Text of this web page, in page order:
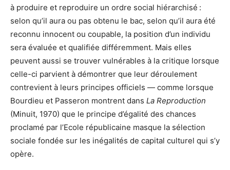
à produire et reproduire un ordre social hiérarchisé :
selon qu’il aura ou pas obtenu le bac, selon qu’il aura été
reconnu innocent ou coupable, la position d’un individu
sera évaluée et qualifiée différemment. Mais elles
peuvent aussi se trouver vulnérables à la critique lorsque
celle-ci parvient à démontrer que leur déroulement
contrevient à leurs principes officiels — comme lorsque
Bourdieu et Passeron montrent dans La Reproduction
(Minuit, 1970) que le principe d’égalité des chances
proclamé par l’Ecole républicaine masque la sélection
sociale fondée sur les inégalités de capital culturel qui s’y
opère.